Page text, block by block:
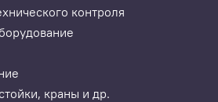
контроля
краны и др.